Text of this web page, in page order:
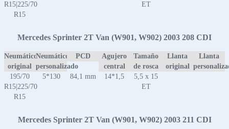
R15|225/70
R15
ET
Mercedes Sprinter 2T Van (W901, W902) 2003 208 CDI
Neumático
original
Neumático
personalizado
PCD
Agujero
central
Tamaño
de rosca
Llanta
original
Llanta
195/70
R15|225/70
R15
5*130 84,1 mm 14*1,5
5,5 x 15
ET
Mercedes Sprinter 2T Van (W901, W902) 2003 211 CDI